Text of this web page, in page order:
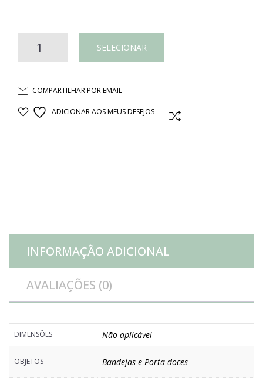
BANDEJA
COM
SELECIONAR
COMPARTILHAR POR EMAIL
ADICIONAR AOS MEUS DESEJOS
INFORMAÇÃO ADICIONAL
AVALIAÇÕES (0)
DIMENSÕES Não aplicável
OBJETOS Bandejas e Porta-doces